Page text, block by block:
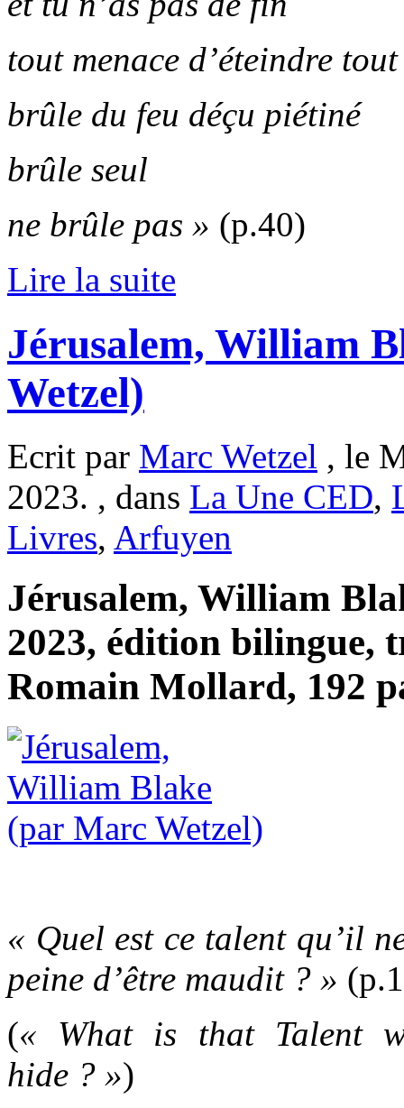
tout menace d’éteindre tout
brûle du feu déçu piétiné
brûle seul
ne brûle pas » (p.40)
Lire la suite
Jérusalem, William
Wetzel)
Ecrit par Marc Wetzel , le
2023. , dans La Une CED,
Livres, Arfuyen
Jérusalem, William
2023, édition bilingue,
Romain Mollard, 192
« Quel est ce talent qu’il
peine d’être maudit ? »
(« What is that Talent
hide ? »)